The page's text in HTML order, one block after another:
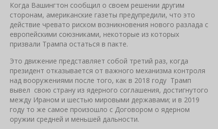
Когда Вашингтон сообщил о своем решении другим
сторонам, американские газеты предупредили, что это
действие чревато риском возникновения нового разлада с
европейскими союзниками, некоторые из которых
призвали Трампа остаться в пакте.
Это движение представляет собой третий раз, когда
президент отказывается от важного механизма контроля
над вооружениями после того, как в 2018 году Трамп
вывел свою страну из ядерного соглашения, достигнутого
между Ираном и шестью мировыми державами; и в 2019
году то же самое произошло с Договором о ядерном
оружии средней и меньшей дальности.